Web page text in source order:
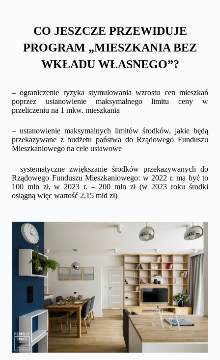
CO JESZCZE PRZEWIDUJE
PROGRAM „MIESZKANIA BEZ
WKŁADU WŁASNEGO”?
– ograniczenie ryzyka stymulowania wzrostu cen mieszkań
poprzez ustanowienie maksymalnego limitu ceny w
przeliczeniu na 1 mkw. mieszkania
– ustanowienie maksymalnych limitów środków, jakie będą
przekazywane z budżetu państwa do Rządowego Funduszu
Mieszkaniowego na cele ustawowe
– systematyczne zwiększanie środków przekazywanych do
Rządowego Funduszu Mieszkaniowego: w 2022 r. ma być to
100 mln zł, w 2023 r. – 200 mln zł (w 2023 roku środki
osiągną więc wartość 2,15 mld zł)